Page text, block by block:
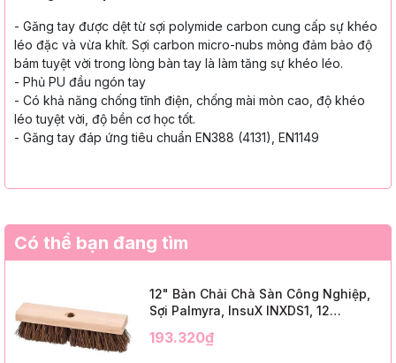
- Găng tay được dệt từ sợi polymide carbon cung cấp sự khéo
léo đặc và vừa khít. Sợi carbon micro-nubs mỏng đảm bảo độ
bám tuyệt vời trong lòng bàn tay là làm tăng sự khéo léo.
- Phủ PU đầu ngón tay
- Có khả năng chống tĩnh điện, chống mài mòn cao, độ khéo
léo tuyệt vời, độ bền cơ học tốt.
- Găng tay đáp ứng tiêu chuẩn EN388 (4131), EN1149
Có thể bạn đang tìm
12" Bàn Chải Chà Sàn Công Nghiệp,
Sợi Palmyra, InsuX INXDS1, 12
Trim)
193.320₫